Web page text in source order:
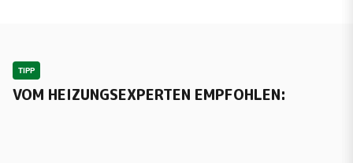
TIPP
VOM HEIZUNGSEXPERTEN EMPFOHLEN: